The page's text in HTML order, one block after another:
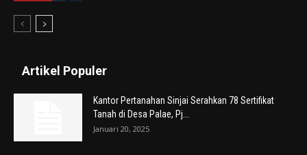
Artikel Populer
Kantor Pertanahan Sinjai Serahkan 78 Sertifikat
Tanah di Desa Palae, Pj...
Januari 20, 2025